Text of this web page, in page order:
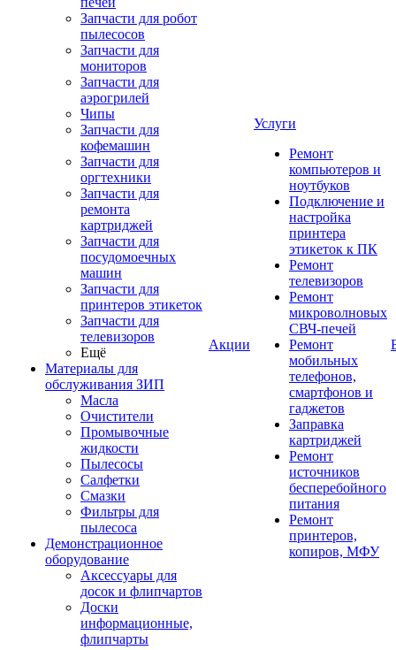
Запчасти для робот
пылесосов
Запчасти для
мониторов
Запчасти для
аэрогрилей
Чипы
Запчасти для
кофемашин
Запчасти для
оргтехники
Запчасти для
ремонта
картриджей
Запчасти для
посудомоечных
машин
Запчасти для
принтеров этикеток
Запчасти для
телевизоров
Ещё
Материалы для
обслуживания ЗИП
Масла
Очистители
Промывочные
жидкости
Пылесосы
Салфетки
Смазки
Фильтры для
пылесоса
Демонстрационное
оборудование
Аксессуары для
досок и флипчартов
Доски
информационные,
флипчарты
Акции
Услуги
Ремонт
компьютеров и
ноутбуков
Подключение и
настройка
принтера
этикеток к ПК
Ремонт
телевизоров
Ремонт
микроволновых
СВЧ-печей
Ремонт
мобильных
телефонов,
смартфонов и
гаджетов
Заправка
картриджей
Ремонт
источников
бесперебойного
питания
Ремонт
принтеров,
копиров, МФУ